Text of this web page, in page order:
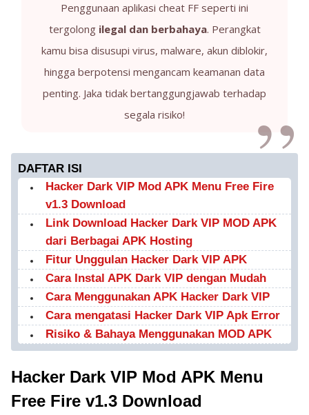
Penggunaan aplikasi cheat FF seperti ini
tergolong ilegal dan berbahaya. Perangkat
kamu bisa disusupi virus, malware, akun diblokir,
hingga berpotensi mengancam keamanan data
penting. Jaka tidak bertanggungjawab terhadap
segala risiko!
DAFTAR ISI
Hacker Dark VIP Mod APK Menu Free Fire
v1.3 Download
Link Download Hacker Dark VIP MOD APK
dari Berbagai APK Hosting
Fitur Unggulan Hacker Dark VIP APK
Cara Instal APK Dark VIP dengan Mudah
Cara Menggunakan APK Hacker Dark VIP
Cara mengatasi Hacker Dark VIP Apk Error
Risiko & Bahaya Menggunakan MOD APK
Hacker Dark VIP Mod APK Menu
Free Fire v1.3 Download